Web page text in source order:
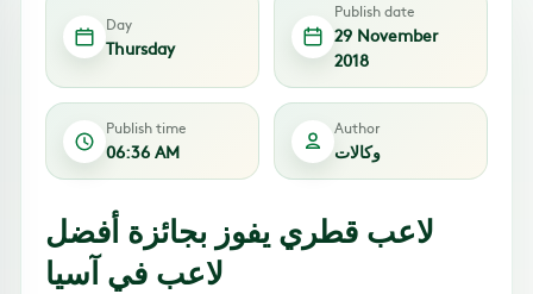
Day
Thursday
Publish date
29 November
2018
Publish time
06:36 AM
Author
وكالات
لاعب قطري يفوز بجائزة أفضل
لاعب في آسيا